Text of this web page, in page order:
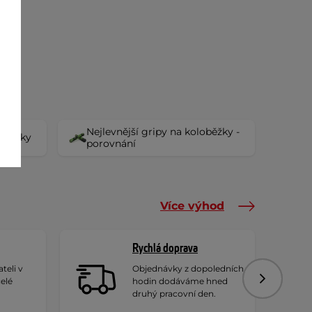
Nejlevnější gripy na koloběžky -
porovnání
Více výhod
v
Rychlá doprava
Objednávky z dopoledních
hodin dodáváme hned
druhý pracovní den.